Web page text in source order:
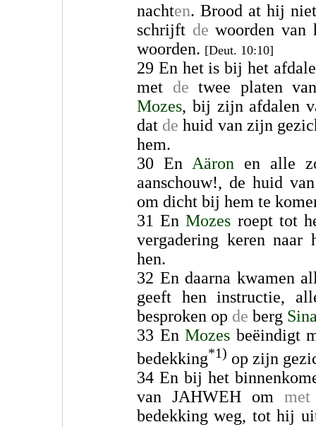
nachten. Brood at hij
schrijft de woorden van
woorden. [Deut. 10:10]
29 En het is bij het
met de twee platen
Mozes, bij zijn afdalen
dat de huid van zijn
hem.
30 En Aäron en alle
aanschouw!, de huid
om dicht bij hem te
31 EnMozes roept tot
vergadering keren
hen.
32 En daarna kwamen
geeft hen instructie,
besproken op de berg
33 EnMozes beëindigt
bedekking*1) op zijn
34 En bij het
van JAHWEH om met
bedekking weg, tot hij